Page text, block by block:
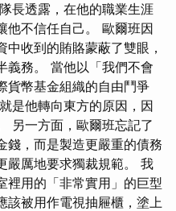
長透露，在他的職業生涯
他不信任自己。 歐爾班因
收到的賄賂蒙蔽了雙眼，
義務。 當他以「我們不會
貨幣基金組織的自由鬥爭
是他轉向東方的原因，因
另一方面，歐爾班忘記了
錢，而是製造更嚴重的債務
嚴厲地要求獨裁規範。 我
裡用的「非常實用」的巨型
該被用作電視抽屜櫃，塗上